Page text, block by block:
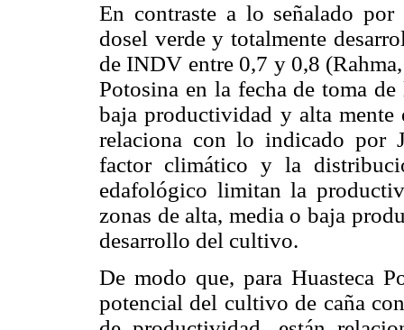
En contraste a lo señalado
dosel verde y totalmente
de INDV entre 0,7 y 0,8
Potosina en la fecha de toma
baja productividad y alta mente
relaciona con lo indicado por
factor climático y la
edafológico limitan la
zonas de alta, media o baja
desarrollo del cultivo.
De modo que, para Huasteca
potencial del cultivo de caña